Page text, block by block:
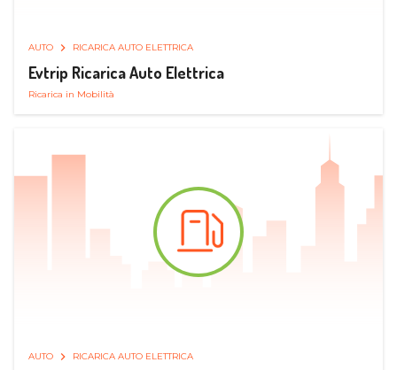
AUTO RICARICA AUTO ELETTRICA
Evtrip Ricarica Auto Elettrica
Ricarica in Mobilità
AUTO RICARICA AUTO ELETTRICA